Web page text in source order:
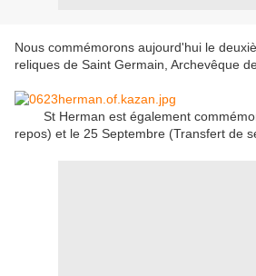
Nous commémorons aujourd'hui le
reliques de Saint Germain , Archevêque
St Herman est également
repos) et le 25 Septembre (Transfert de